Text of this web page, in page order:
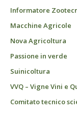
Informatore
Macchine Agricole
Nova Agricoltura
Passione in verde
Suinicoltura
VVQ – Vigne Vini e
Comitato tecnico